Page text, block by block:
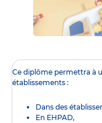
Ce diplôme permettra à
établissements :
Dans des
En EHPAD,